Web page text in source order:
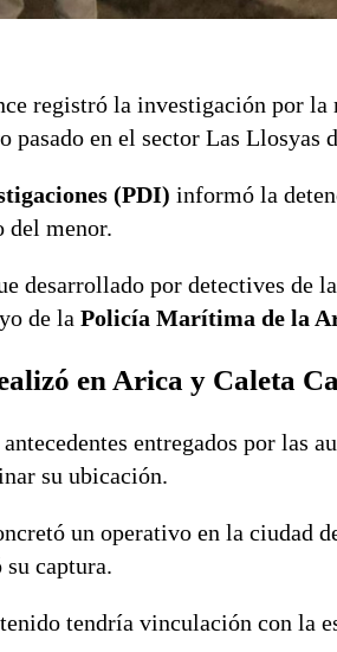
registró la investigación por la
pasado en el sector Las Llosyas
(PDI) informó la
del menor.
desarrollado por detectives de la
de la Policía Marítima de la
en Arica y Caleta
entregados por las
su ubicación.
un operativo en la ciudad
captura.
tendría vinculación con la